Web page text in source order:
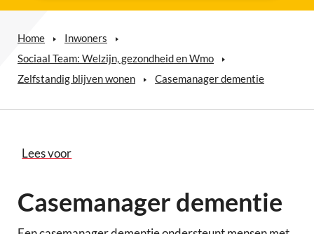
Home
Inwoners
Sociaal Team: Welzijn, gezondheid en Wmo
Zelfstandig blijven wonen
Casemanager dementie
Lees voor
Casemanager dementie